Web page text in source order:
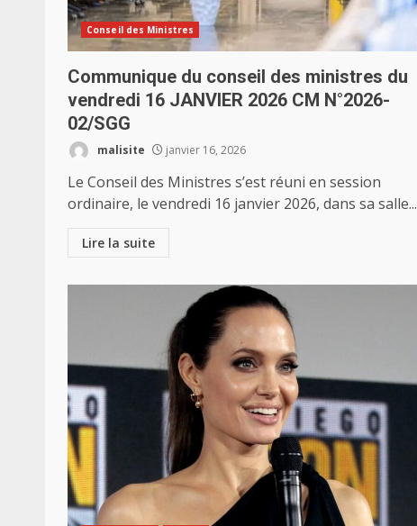
Conseil des Ministres
Communique du conseil des ministres du
vendredi 16 JANVIER 2026 CM N°2026-
02/SGG
malisite janvier 16, 2026
Le Conseil des Ministres s’est réuni en session
ordinaire, le vendredi 16 janvier 2026, dans sa salle...
Lire la suite